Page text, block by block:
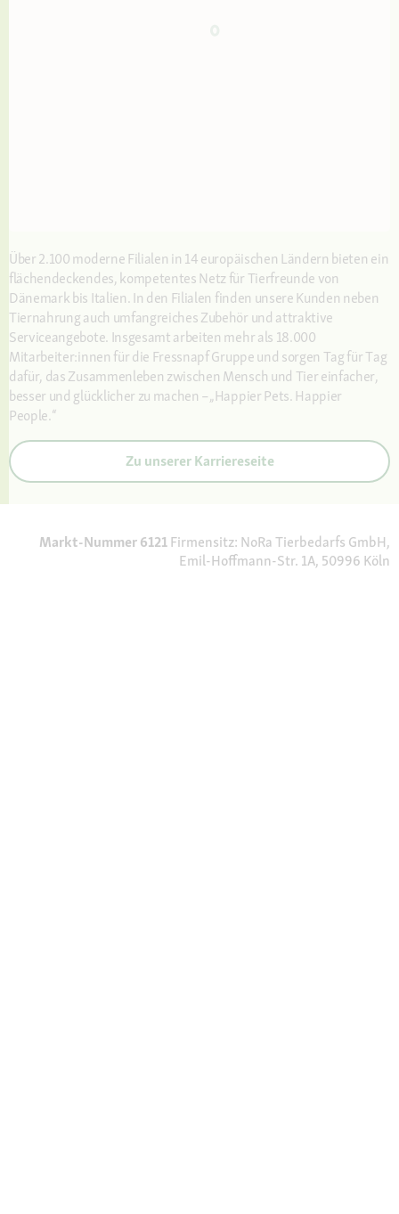
Über 2.100 moderne Filialen in 14 europäischen Ländern bieten ein
flächendeckendes, kompetentes Netz für Tierfreunde von
Dänemark bis Italien. In den Filialen finden unsere Kunden neben
Tiernahrung auch umfangreiches Zubehör und attraktive
Serviceangebote. Insgesamt arbeiten mehr als 18.000
Mitarbeiter:innen für die Fressnapf Gruppe und sorgen Tag für Tag
dafür, das Zusammenleben zwischen Mensch und Tier einfacher,
besser und glücklicher zu machen –„Happier Pets. Happier
People.“
Zu unserer Karriereseite
Markt-Nummer 6121Firmensitz: NoRa Tierbedarfs GmbH,
Emil-Hoffmann-Str. 1A, 50996 Köln